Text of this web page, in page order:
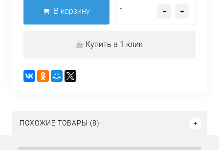
В корзину
Купить в 1 клик
ПОХОЖИЕ ТОВАРЫ (8)